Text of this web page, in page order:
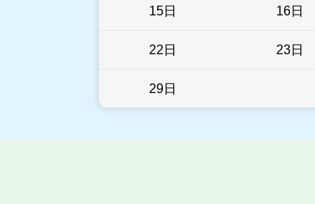
15日 16日
22日 23日
29日